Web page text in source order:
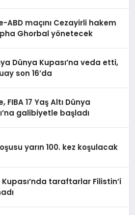
ABD maçını Cezayirli hakem
Ghorbal yönetecek
Dünya Kupası’na veda etti,
son 16’da
FIBA 17 Yaş Altı Dünya
galibiyetle başladı
yarın 100. kez koşulacak
Kupası’nda taraftarlar Filistin’i